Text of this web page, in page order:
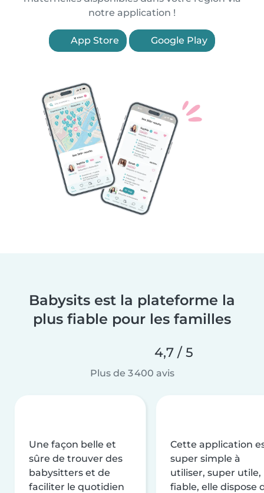
notre application !
App Store Google Play
Babysits est la plateforme la
plus fiable pour les familles
4,7 / 5
Plus de 3 400 avis
Une façon belle et
sûre de trouver des
babysitters et de
faciliter le quotidien
Cette application
super simple à
utiliser, super utile,
fiable, elle dispose